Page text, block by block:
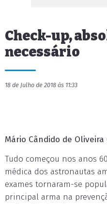
Check-up,
necessário
18 de Julho de 2018 às 11:33
Mário Cândido de Oliveira
Tudo começou nos anos
médica dos astronautas
exames tornaram-se
principal arma na